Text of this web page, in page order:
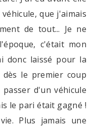
que j'aimais
de tout... Je ne
c'était mon
donc laissé pour la
le premier coup
d'un véhicule
le pari était gagné !
Plus jamais une